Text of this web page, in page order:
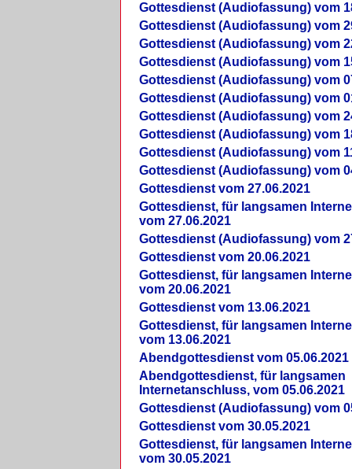
Gottesdienst (Audiofassung) vom
Gottesdienst (Audiofassung) vom
Gottesdienst (Audiofassung) vom
Gottesdienst (Audiofassung) vom
Gottesdienst (Audiofassung) vom
Gottesdienst (Audiofassung) vom
Gottesdienst (Audiofassung) vom
Gottesdienst (Audiofassung) vom
Gottesdienst (Audiofassung) vom
Gottesdienst (Audiofassung) vom
Gottesdienst vom 27.06.2021
Gottesdienst, für langsamen
vom 27.06.2021
Gottesdienst (Audiofassung) vom
Gottesdienst vom 20.06.2021
Gottesdienst, für langsamen
vom 20.06.2021
Gottesdienst vom 13.06.2021
Gottesdienst, für langsamen
vom 13.06.2021
Abendgottesdienst vom 05.06.2021
Abendgottesdienst, für langsamen
Internetanschluss, vom 05.06.2021
Gottesdienst (Audiofassung) vom
Gottesdienst vom 30.05.2021
Gottesdienst, für langsamen
vom 30.05.2021